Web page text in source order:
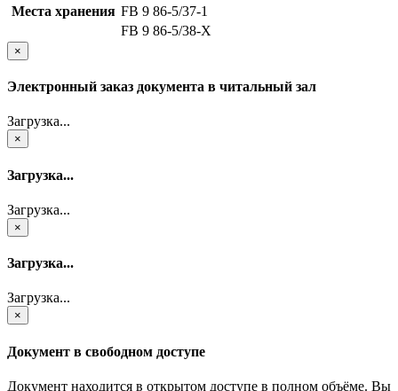
Места хранения FB 9 86-5/37-1
FB 9 86-5/38-Х
×
Электронный заказ документа в читальный зал
Загрузка...
×
Загрузка...
Загрузка...
×
Загрузка...
Загрузка...
×
Документ в свободном доступе
Документ находится в открытом доступе в полном объёме. Вы